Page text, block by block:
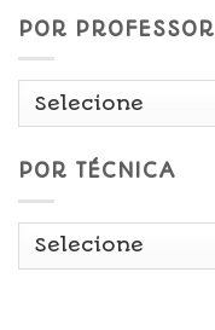
POR PROFESSOR
POR TÉCNICA